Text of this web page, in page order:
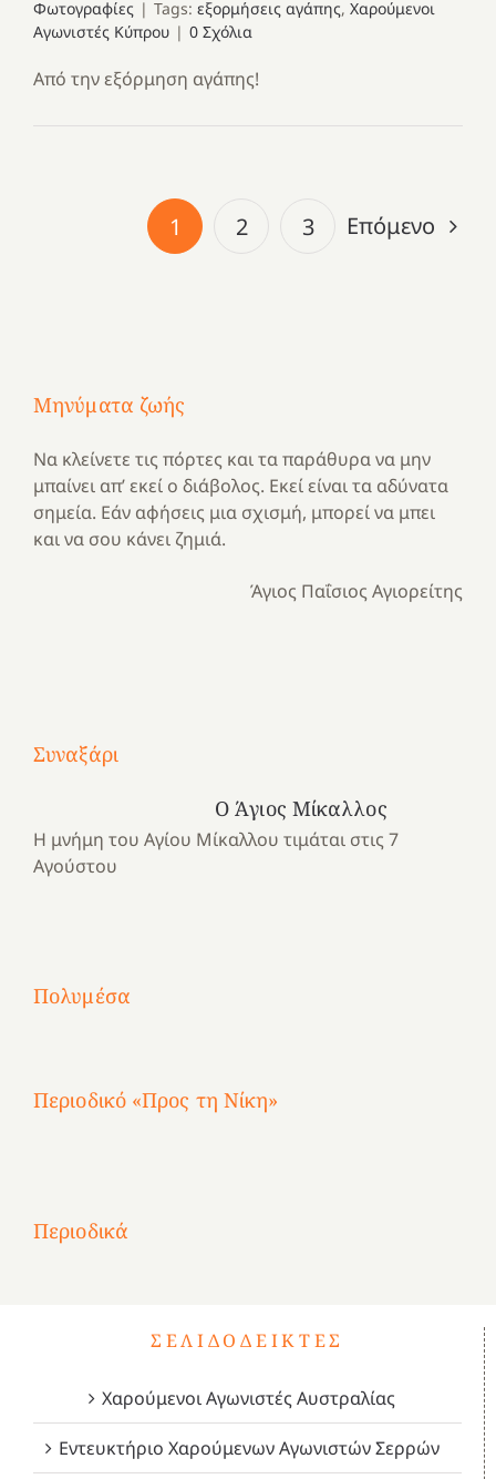
Φωτογραφίες | Tags: εξορμήσεις αγάπης, Χαρούμενοι
Αγωνιστές Κύπρου | 0 Σχόλια
Από την εξόρμηση αγάπης!
1 2 3 Επόμενο
Μηνύματα ζωής
Να κλείνετε τις πόρτες και τα παράθυρα να μην
μπαίνει απ’ εκεί ο διάβολος. Εκεί είναι τα αδύνατα
σημεία. Εάν αφήσεις μια σχισμή, μπορεί να μπει
και να σου κάνει ζημιά.
Άγιος Παΐσιος Αγιορείτης
Συναξάρι
Ο Άγιος Μίκαλλος
Η μνήμη του Αγίου Μίκαλλου τιμάται στις 7
Αγούστου
Πολυμέσα
Μια
ένα
καλοκαίρι
Αγωνίστριες
Αθηνών
και
Νοσοκομείο
“Ερυθρός
Αγωνίστριες
Αθηνών
Κατασκηνωτικές
το
Ελληνικό
Αγωνίστριες
Αθηνών
χρόνια
καρτερούμεν»
Περιοδικό «Προς τη Νίκη»
Περιοδικά
1821
Δεκέμβριος
2023!
Μάιος
2023!
Μάρτιος
2023!
ΣΕΛΙΔΟΔΕΊΚΤΕΣ
Χαρούμενοι Αγωνιστές Αυστραλίας
Εντευκτήριο Χαρούμενων Αγωνιστών Σερρών